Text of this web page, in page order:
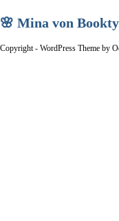
🌸 Mina von
Copyright - WordPress Theme by